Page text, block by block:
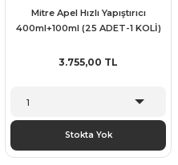
Mitre Apel Hızlı Yapıştırıcı
400ml+100ml (25 ADET-1 KOLİ)
3.755,00 TL
Stokta Yok